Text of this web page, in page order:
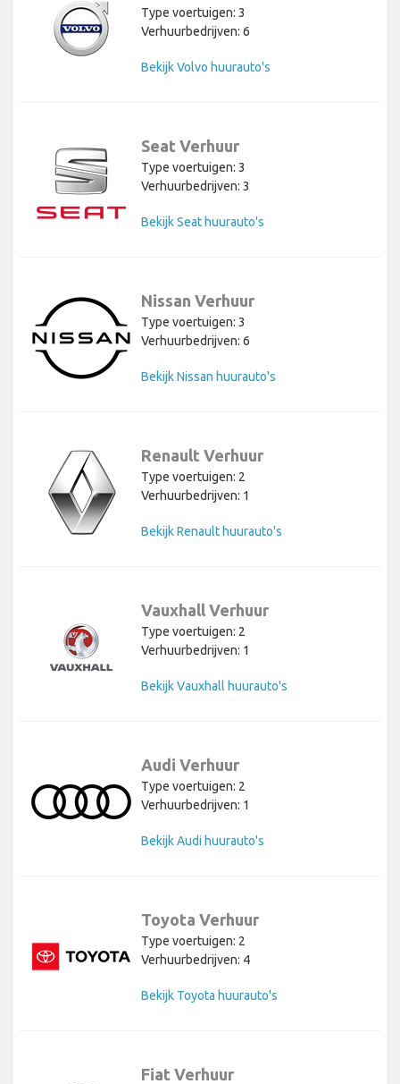
Type voertuigen: 3
Verhuurbedrijven: 6
Bekijk Volvo huurauto's
Seat Verhuur
Type voertuigen: 3
Verhuurbedrijven: 3
Bekijk Seat huurauto's
Nissan Verhuur
Type voertuigen: 3
Verhuurbedrijven: 6
Bekijk Nissan huurauto's
Renault Verhuur
Type voertuigen: 2
Verhuurbedrijven: 1
Bekijk Renault huurauto's
Vauxhall Verhuur
Type voertuigen: 2
Verhuurbedrijven: 1
Bekijk Vauxhall huurauto's
Audi Verhuur
Type voertuigen: 2
Verhuurbedrijven: 1
Bekijk Audi huurauto's
Toyota Verhuur
Type voertuigen: 2
Verhuurbedrijven: 4
Bekijk Toyota huurauto's
Fiat Verhuur